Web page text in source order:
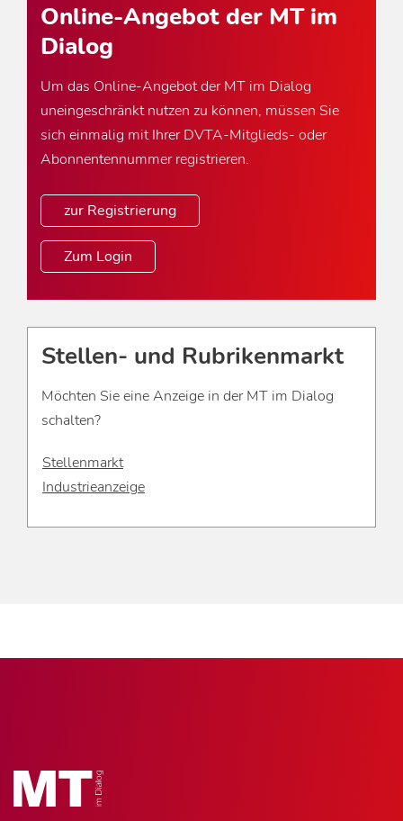
Online-Angebot der MT im
Dialog
Um das Online-Angebot der MT im Dialog
uneingeschränkt nutzen zu können, müssen Sie
sich einmalig mit Ihrer DVTA-Mitglieds- oder
Abonnentennummer registrieren.
zur Registrierung
Zum Login
Stellen- und Rubrikenmarkt
Möchten Sie eine Anzeige in der MT im Dialog
schalten?
Stellenmarkt
Industrieanzeige